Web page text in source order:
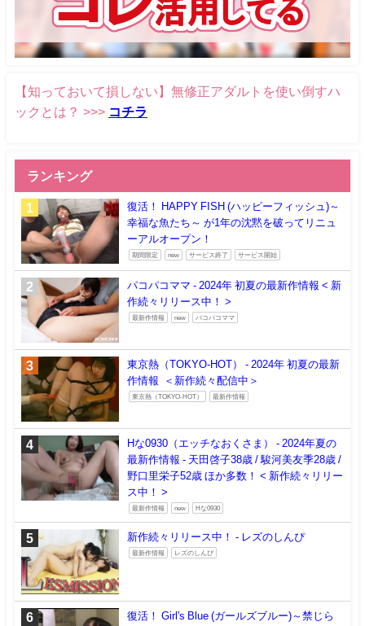
【知っておいて損しない】無修正アダルトを使い倒すハ
ックとは？ >>> コチラ
ランキング
復活！ HAPPY FISH (ハッピーフィッシュ)～
幸福な魚たち～ が1年の沈黙を破ってリニュ
ーアルオープン！
期間限定 new サービス終了 サービス開始
パコパコママ - 2024年 初夏の最新作情報 < 新
作続々リリース中！ >
最新作情報 new パコパコママ
東京熱（TOKYO-HOT） - 2024年 初夏の最新
作情報 ＜新作続々配信中＞
東京熱（TOKYO-HOT） 最新作情報
Hな0930（エッチなおくさま） - 2024年夏の
最新作情報 - 天田啓子38歳 / 駿河美友季28歳 /
野口里栄子52歳 ほか多数！ < 新作続々リリー
ス中！ >
最新作情報 new Hな0930
新作続々リリース中！ - レズのしんぴ
最新作情報 レズのしんぴ
復活！ Girl's Blue (ガールズブルー)～禁じら